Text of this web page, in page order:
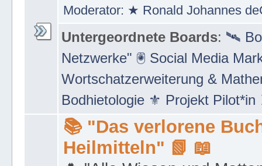
Moderator: ★ Ronald Johannes
Untergeordnete Boards: 🛰
Netzwerke" 🖲 Social Media
Wortschatzerweiterung &
Bodhietologie ⚜ Projekt
📚 "Das verlorene
Heilmitteln" 📗 📖